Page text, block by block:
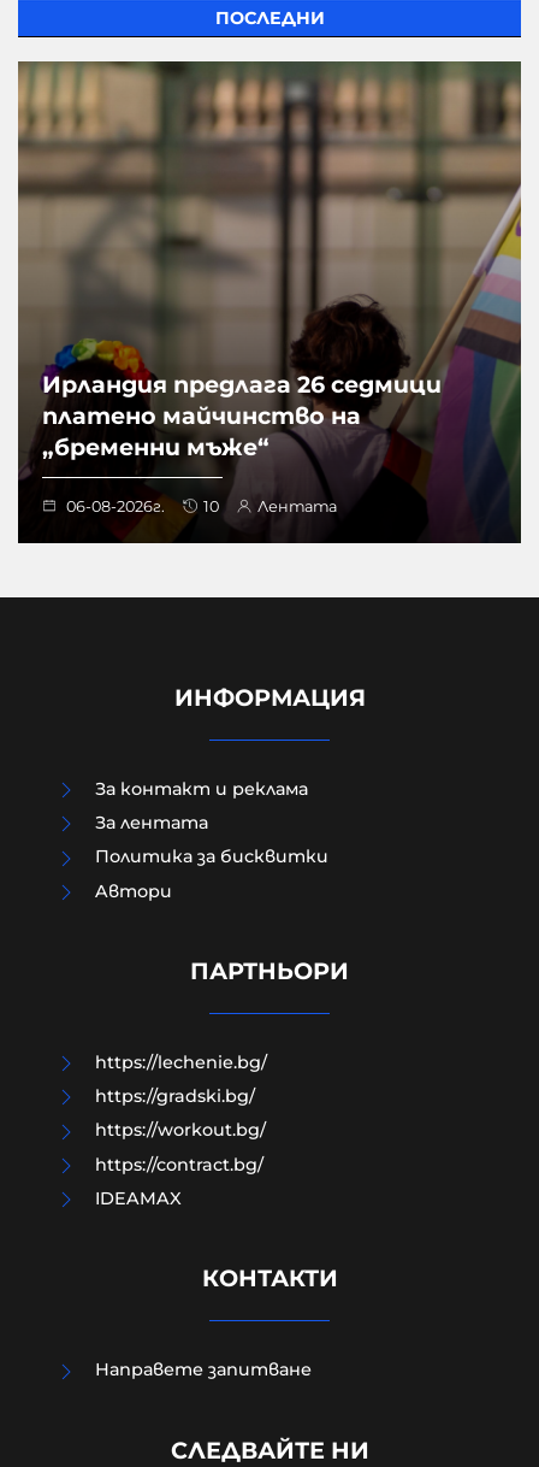
ПОСЛЕДНИ
Ирландия предлага 26 седмици
платено майчинство на
„бременни мъже“
06-08-2026г. 10 Лентата
Чудо в „Пирогов“: 15-годишният
отново ходи
център за наблюдение на данни
ИНФОРМАЦИЯ
За контакт и реклама
За лентата
Политика за бисквитки
Aвтори
ПАРТНЬОРИ
https://lechenie.bg/
https://gradski.bg/
https://workout.bg/
https://contract.bg/
IDEAMAX
КОНТАКТИ
Направете запитване
СЛЕДВАЙТЕ НИ